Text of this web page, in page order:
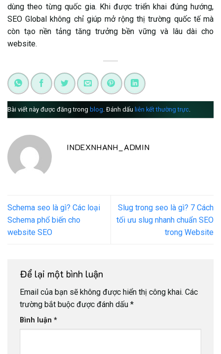
dùng theo từng quốc gia. Khi được triển khai đúng hướng,
SEO Global không chỉ giúp mở rộng thị trường quốc tế mà
còn tạo nền tảng tăng trưởng bền vững và lâu dài cho
website.
Bài viết này được đăng trong blog . Đánh dấu liên kết thường trực
INDEXNHANH_ADMIN
Schema seo là gì? Các loại
Schema phổ biến cho
website SEO
Slug trong seo là gì? 7 Cách
tối ưu slug nhanh chuẩn SEO
trong Website
Để lại một bình luận
Email của bạn sẽ không được hiển thị công khai. Các
trường bắt buộc được đánh dấu *
Bình luận *